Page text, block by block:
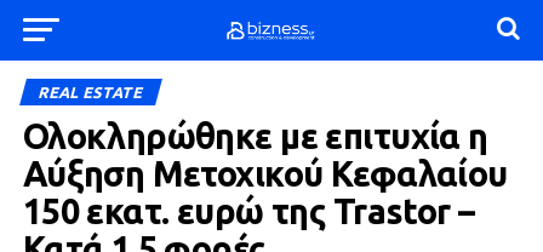
REAL ESTATE
Ολοκληρώθηκε με επιτυχία η
Αύξηση Μετοχικού Κεφαλαίου
150 εκατ. ευρώ της Trastor –